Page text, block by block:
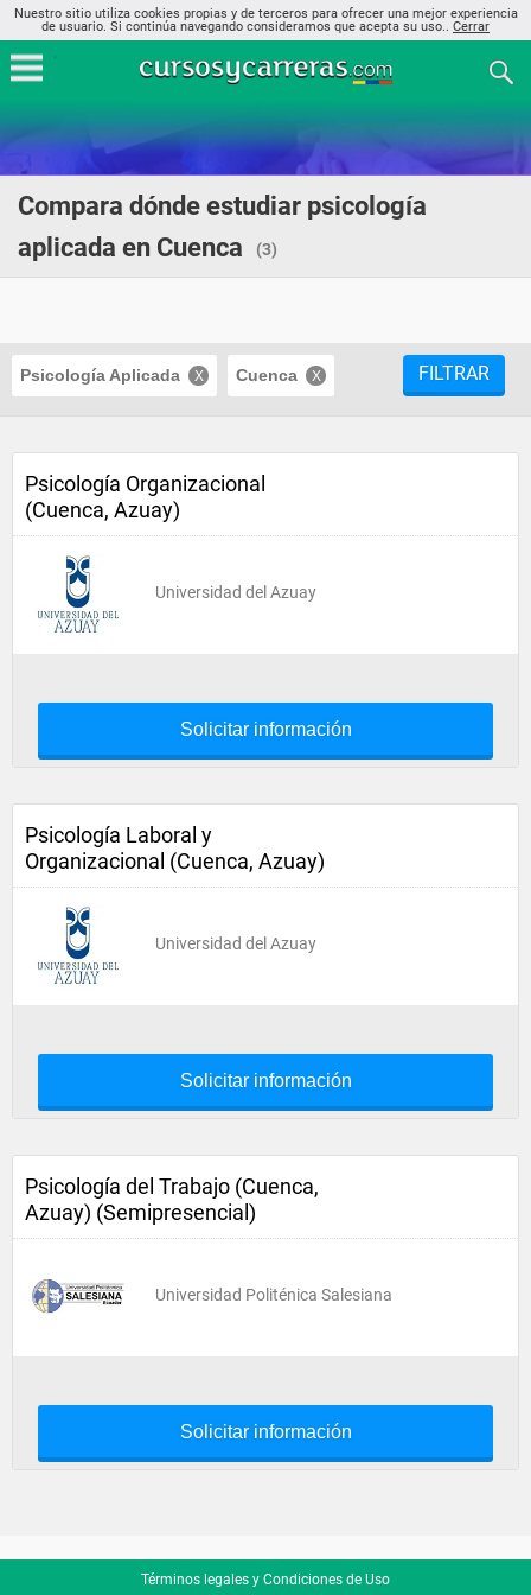
Nuestro sitio utiliza cookies propias y de terceros para ofrecer una mejor experiencia
de usuario. Si continúa navegando consideramos que acepta su uso.. Cerrar
Compara dónde estudiar psicología
aplicada en Cuenca
(3)
Psicología Aplicada Cuenca FILTRAR
Psicología Organizacional
(Cuenca, Azuay)
Universidad del Azuay
Solicitar información
Psicología Laboral y
Organizacional (Cuenca, Azuay)
Universidad del Azuay
Solicitar información
Psicología del Trabajo (Cuenca,
Azuay) (Semipresencial)
Universidad Politénica Salesiana
Solicitar información
Términos legales y Condiciones de Uso